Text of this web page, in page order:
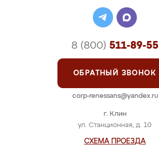
г. Клин
ул. Станционная, д. 10
СХЕМА ПРОЕЗДА
8 (800) 511-89-55
ОБРАТНЫЙ ЗВОНОК
corp-renessans@yandex.ru